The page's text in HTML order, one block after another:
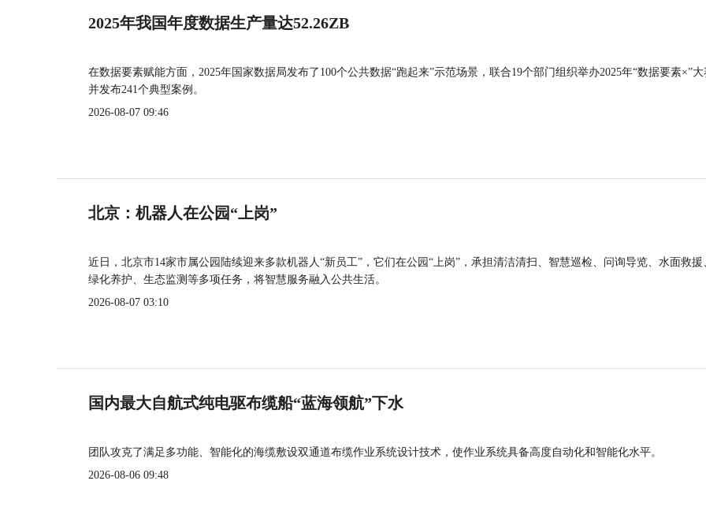
2025年我国年度数据生产量达52.26ZB
在数据要素赋能方面，2025年国家数据局发布了100个公共数据“跑起来”示范场景，联合19个部门组织举办2025年“数据要素×”大
并发布241个典型案例。
2026-08-07 09:46
北京：机器人在公园“上岗”
近日，北京市14家市属公园陆续迎来多款机器人“新员工”，它们在公园“上岗”，承担清洁清扫、智慧巡检、问询导览、水面救援
绿化养护、生态监测等多项任务，将智慧服务融入公共生活。
2026-08-07 03:10
国内最大自航式纯电驱布缆船“蓝海领航”下水
团队攻克了满足多功能、智能化的海缆敷设双通道布缆作业系统设计技术，使作业系统具备高度自动化和智能化水平。
2026-08-06 09:48